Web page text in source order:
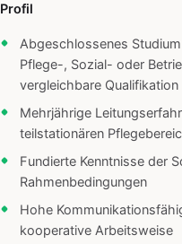
Profil
Abgeschlossenes
Pflege-, Sozial- oder
vergleichbare Qualifikation
Mehrjährige
teilstationären
Fundierte Kenntnisse der
Rahmenbedingungen
Hohe
kooperative Arbeitsweise